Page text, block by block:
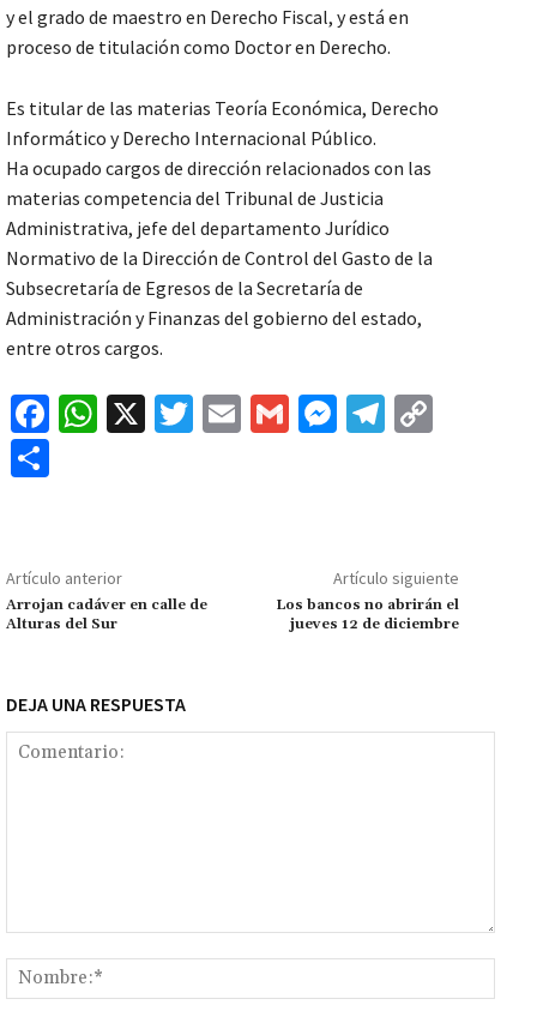
y el grado de maestro en Derecho Fiscal, y está en
proceso de titulación como Doctor en Derecho.
Es titular de las materias Teoría Económica, Derecho
Informático y Derecho Internacional Público.
Ha ocupado cargos de dirección relacionados con las
materias competencia del Tribunal de Justicia
Administrativa, jefe del departamento Jurídico
Normativo de la Dirección de Control del Gasto de la
Subsecretaría de Egresos de la Secretaría de
Administración y Finanzas del gobierno del estado,
entre otros cargos.
Fa
o
k
W
p
p
X
T
E
G
M
ge
r
Te
m Li
n
k
p
ar
Artículo anterior
Arrojan cadáver en calle de
Alturas del Sur
Artículo siguiente
Los bancos no abrirán el
jueves 12 de diciembre
DEJA UNA RESPUESTA